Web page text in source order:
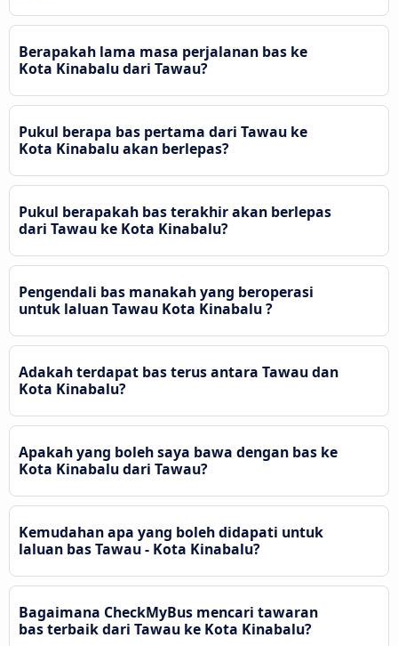
Berapakah lama masa perjalanan bas ke
Kota Kinabalu dari Tawau?
Pukul berapa bas pertama dari Tawau ke
Kota Kinabalu akan berlepas?
Pukul berapakah bas terakhir akan berlepas
dari Tawau ke Kota Kinabalu?
Pengendali bas manakah yang beroperasi
untuk laluan Tawau Kota Kinabalu ?
Adakah terdapat bas terus antara Tawau dan
Kota Kinabalu?
Apakah yang boleh saya bawa dengan bas ke
Kota Kinabalu dari Tawau?
Kemudahan apa yang boleh didapati untuk
laluan bas Tawau - Kota Kinabalu?
Bagaimana CheckMyBus mencari tawaran
bas terbaik dari Tawau ke Kota Kinabalu?